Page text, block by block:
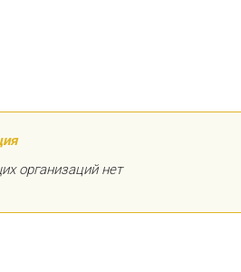
организаций нет